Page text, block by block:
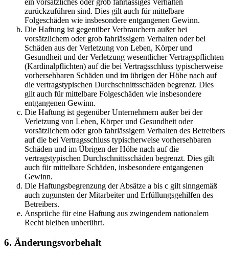
ein vorsätzliches oder grob fahrlässiges Verhalten
zurückzuführen sind. Dies gilt auch für mittelbare
Folgeschäden wie insbesondere entgangenen Gewinn.
Die Haftung ist gegenüber Verbrauchern außer bei
vorsätzlichem oder grob fahrlässigem Verhalten oder bei
Schäden aus der Verletzung von Leben, Körper und
Gesundheit und der Verletzung wesentlicher Vertragspflichten
(Kardinalpflichten) auf die bei Vertragsschluss typischerweise
vorhersehbaren Schäden und im übrigen der Höhe nach auf
die vertragstypischen Durchschnittsschäden begrenzt. Dies
gilt auch für mittelbare Folgeschäden wie insbesondere
entgangenen Gewinn.
Die Haftung ist gegenüber Unternehmern außer bei der
Verletzung von Leben, Körper und Gesundheit oder
vorsätzlichem oder grob fahrlässigem Verhalten des Betreibers
auf die bei Vertragsschluss typischerweise vorhersehbaren
Schäden und im Übrigen der Höhe nach auf die
vertragstypischen Durchschnittsschäden begrenzt. Dies gilt
auch für mittelbare Schäden, insbesondere entgangenen
Gewinn.
Die Haftungsbegrenzung der Absätze a bis c gilt sinngemäß
auch zugunsten der Mitarbeiter und Erfüllungsgehilfen des
Betreibers.
Ansprüche für eine Haftung aus zwingendem nationalem
Recht bleiben unberührt.
6. Änderungsvorbehalt